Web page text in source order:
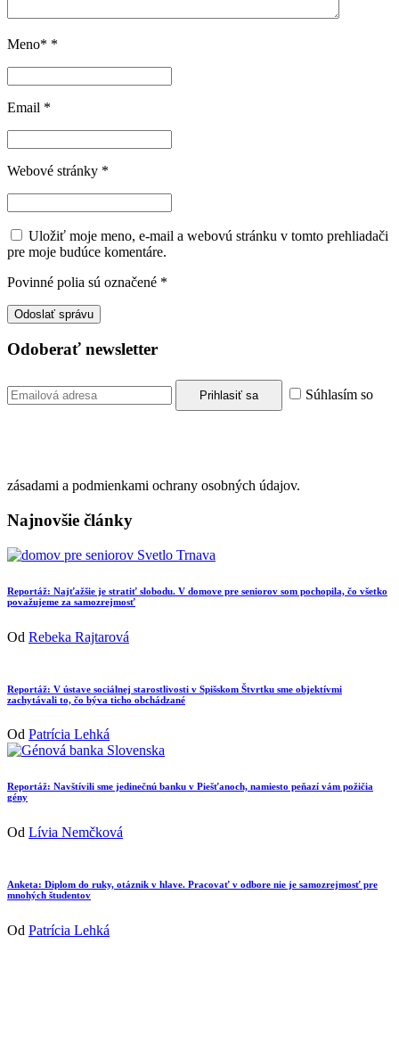
Meno* *
Email *
Webové stránky *
Uložiť moje meno, e-mail a webovú stránku v tomto prehliadači
pre moje budúce komentáre.
Povinné polia sú označené *
Odoberať newsletter
Súhlasím so
zásadami a podmienkami ochrany osobných údajov.
Najnovšie články
Reportáž: Najťažšie je stratiť slobodu. V domove pre seniorov som pochopila, čo všetko
považujeme za samozrejmosť
Od Rebeka Rajtarová
Reportáž: V ústave sociálnej starostlivosti v Spišskom Štvrtku sme objektívmi
zachytávali to, čo býva ticho obchádzané
Od Patrícia Lehká
Reportáž: Navštívili sme jedinečnú banku v Piešťanoch, namiesto peňazí vám požičia
gény
Od Lívia Nemčková
Anketa: Diplom do ruky, otáznik v hlave. Pracovať v odbore nie je samozrejmosť pre
mnohých študentov
Od Patrícia Lehká